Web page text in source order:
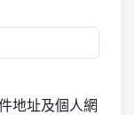
地址及個人網